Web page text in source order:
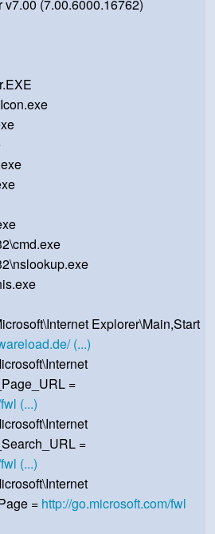
v7.00 (7.00.6000.16762)
Explorer\Main,Start
(...)
=
(...)
=
(...)
= http://go.microsoft.com/fwl